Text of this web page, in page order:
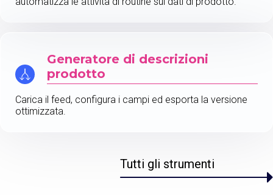
Generatore di descrizioni
prodotto
Carica il feed, configura i campi ed esporta la versione
ottimizzata.
Tutti gli strumenti